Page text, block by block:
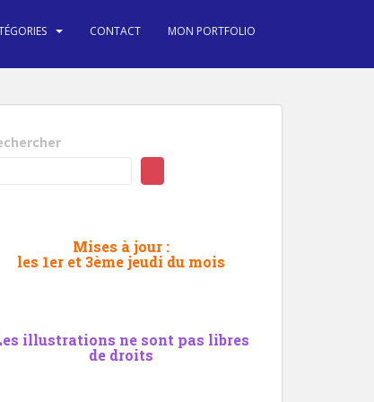
CONTACT MON PORTFOLIO
Mises à jour :
les 1er et 3ème jeudi du mois
illustrations ne sont pas libres
de droits